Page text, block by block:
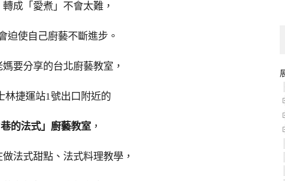
轉成「愛煮」不會太難，
迫使自己廚藝不斷進步。
要分享的台北廚藝教室，
林捷運站1號出口附近的
巷的法式」廚藝教室 ，
法式甜點、法式料理教學，